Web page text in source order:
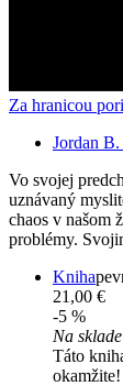
Za hranicou
Jordan B.
Vo svojej
uznávaný
chaos v našom
problémy.
Kniha
21,00 €
-5 %
Na
Táto